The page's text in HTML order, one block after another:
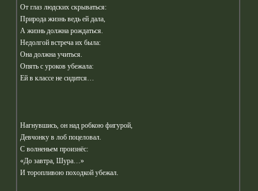
От глаз людских скрываться:
Природа жизнь ведь ей дала,
А жизнь должна рождаться.
Недолгой встреча их была:
Она должна учиться.
Опять с уроков убежала:
Ей в классе не сидится…
Нагнувшись, он над робкою фигурой,
Девчонку в лоб поцеловал.
С волненьем произнёс:
«До завтра, Шура…»
И торопливою походкой убежал.